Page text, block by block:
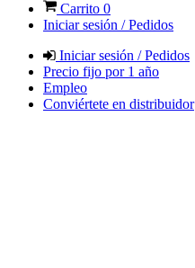
Carrito 0
Iniciar sesión / Pedidos
Iniciar sesión / Pedidos
Precio fijo por 1 año
Empleo
Conviértete en distribuidor